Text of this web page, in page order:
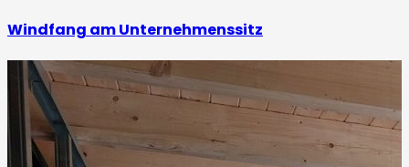
Windfang am Unternehmenssitz